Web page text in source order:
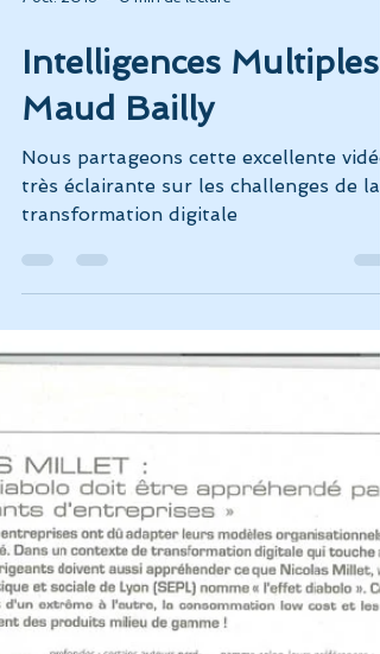
7 oct. 2018
Intelligences Multiples :
Maud Bailly
Nous partageons cette excellente vidéo
très éclairante sur les challenges de la
transformation digitale